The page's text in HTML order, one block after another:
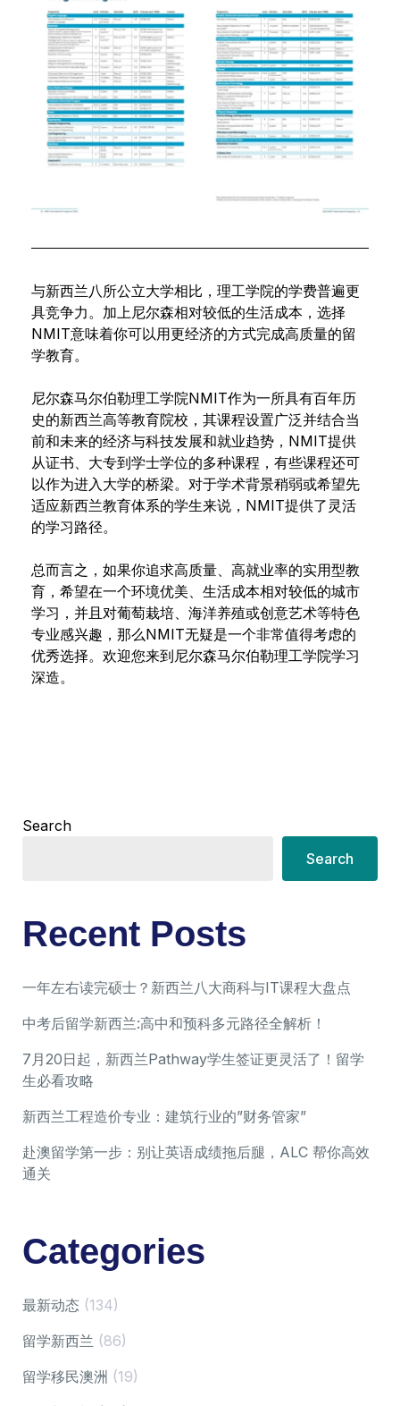
与新西兰八所公立大学相比，理工学院的学费普遍更
具竞争力。加上尼尔森相对较低的生活成本，选择
NMIT意味着你可以用更经济的方式完成高质量的留
学教育。
尼尔森马尔伯勒理工学院NMIT作为一所具有百年历
史的新西兰高等教育院校，其课程设置广泛并结合当
前和未来的经济与科技发展和就业趋势，NMIT提供
从证书、大专到学士学位的多种课程，有些课程还可
以作为进入大学的桥梁。对于学术背景稍弱或希望先
适应新西兰教育体系的学生来说，NMIT提供了灵活
的学习路径。
总而言之，如果你追求高质量、高就业率的实用型教
育，希望在一个环境优美、生活成本相对较低的城市
学习，并且对葡萄栽培、海洋养殖或创意艺术等特色
专业感兴趣，那么NMIT无疑是一个非常值得考虑的
优秀选择。欢迎您来到尼尔森马尔伯勒理工学院学习
深造。
Search
Search
Recent Posts
一年左右读完硕士？新西兰八大商科与IT课程大盘点
中考后留学新西兰:高中和预科多元路径全解析！
7月20日起，新西兰Pathway学生签证更灵活了！留学
生必看攻略
新西兰工程造价专业：建筑行业的”财务管家”
赴澳留学第一步：别让英语成绩拖后腿，ALC 帮你高效
通关
Categories
最新动态 (134)
留学新西兰 (86)
留学移民澳洲 (19)